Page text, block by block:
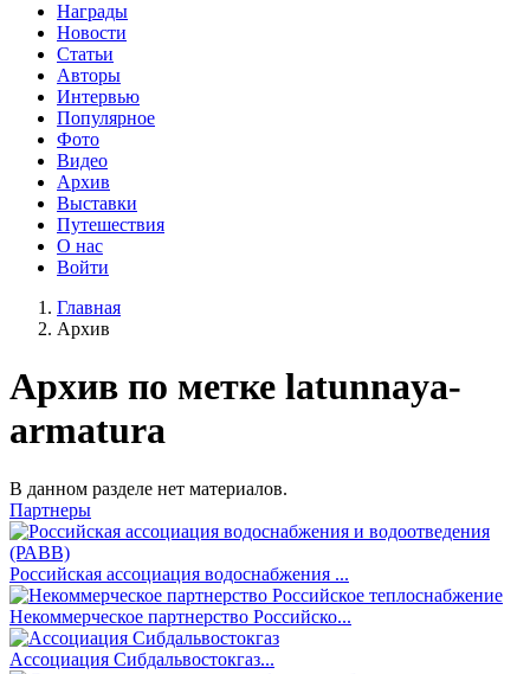
Награды
Новости
Статьи
Авторы
Интервью
Популярное
Фото
Видео
Архив
Выставки
Путешествия
О нас
Войти
Главная
Архив
Архив по метке latunnaya-
armatura
В данном разделе нет материалов.
Партнеры
Российская ассоциация водоснабжения ...
Некоммерческое партнерство Российско...
Ассоциация Сибдальвостокгаз...